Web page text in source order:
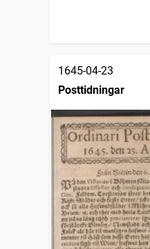
1645-04-23
Posttidningar